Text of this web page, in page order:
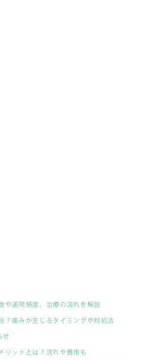
や通院頻度、治療の流れを解説
？痛みが生じるタイミングや対処法
せ
リットとは？流れや費用も